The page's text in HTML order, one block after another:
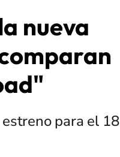
nueva
para el 18